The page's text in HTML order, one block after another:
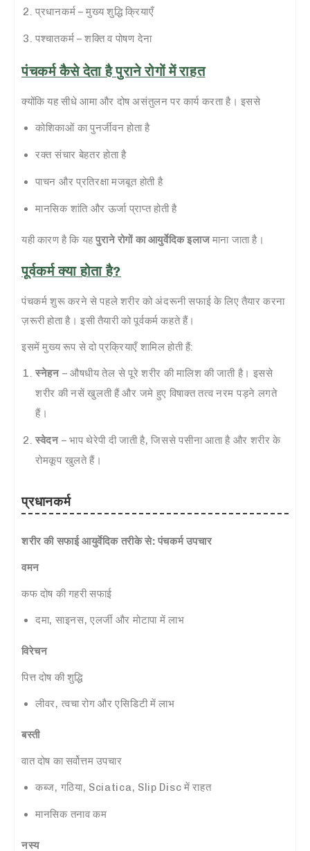
प्रधानकर्म – मुख्य शुद्धि क्रियाएँ
पश्चातकर्म – शक्ति व पोषण देना
पंचकर्म कैसे देता है पुराने रोगों में राहत
क्योंकि यह सीधे आमा और दोष असंतुलन पर कार्य करता है। इससे
कोशिकाओं का पुनर्जीवन होता है
रक्त संचार बेहतर होता है
पाचन और प्रतिरक्षा मजबूत होती है
मानसिक शांति और ऊर्जा प्राप्त होती है
यही कारण है कि यहपुराने रोगों का आयुर्वेदिक इलाजमाना जाता है।
पूर्वकर्म क्या होता है?
पंचकर्म शुरू करने से पहले शरीर को अंदरूनी सफाई के लिए तैयार करना
ज़रूरी होता है। इसी तैयारी को पूर्वकर्म कहते हैं।
इसमें मुख्य रूप से दो प्रक्रियाएँ शामिल होती हैं:
स्नेहन– औषधीय तेल से पूरे शरीर की मालिश की जाती है। इससे
शरीर की नसें खुलती हैं और जमे हुए विषाक्त तत्व नरम पड़ने लगते
हैं।
स्वेदन– भाप थेरेपी दी जाती है, जिससे पसीना आता है और शरीर के
रोमकूप खुलते हैं।
प्रधानकर्म
शरीर की सफाई आयुर्वेदिक तरीके से: पंचकर्म उपचार
वमन
कफ दोष की गहरी सफाई
दमा, साइनस, एलर्जी और मोटापा में लाभ
विरेचन
पित्त दोष की शुद्धि
लीवर, त्वचा रोग और एसिडिटी में लाभ
बस्ती
वात दोष का सर्वोत्तम उपचार
कब्ज, गठिया, Sciatica, Slip Disc में राहत
मानसिक तनाव कम
नस्य